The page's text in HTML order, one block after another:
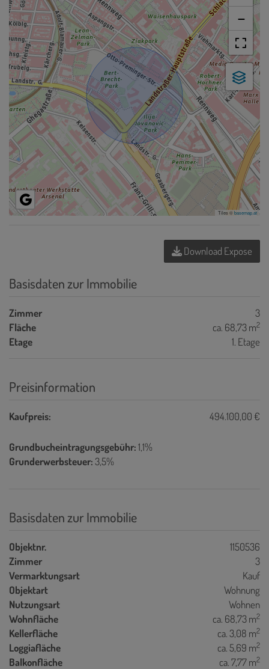
−
Tiles ©basemap.at
Download Expose
Basisdaten zur Immobilie
Zimmer
3
Fläche
ca. 68,73 m2
Etage 1. Etage
Preisinformation
Kaufpreis: 494.100,00 €
Grundbucheintragungsgebühr:1,1%
Grunderwerbsteuer:3,5%
Basisdaten zur Immobilie
Objektnr.
1150536
Zimmer
3
Vermarktungsart
Kauf
Objektart
Wohnung
Nutzungsart
Wohnen
Wohnfläche
ca. 68,73 m2
Kellerfläche ca. 3,08 m2
Loggiafläche ca. 5,69 m2
Balkonfläche ca. 7,77 m2